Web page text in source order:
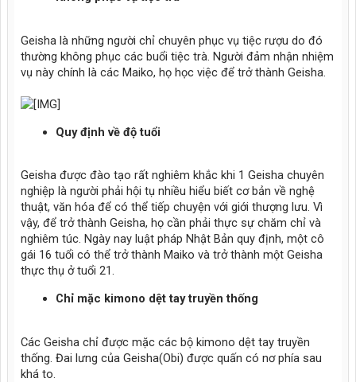
Geisha là những người chỉ chuyên phục vụ tiệc rượu do đó
thường không phục các buổi tiệc trà. Người đảm nhận nhiệm
vụ này chính là các Maiko, họ học việc để trở thành Geisha.
Quy định về độ tuổi
Geisha được đào tạo rất nghiêm khắc khi 1 Geisha chuyên
nghiệp là người phải hội tụ nhiều hiểu biết cơ bản về nghệ
thuật, văn hóa để có thể tiếp chuyện với giới thượng lưu. Vì
vậy, để trở thành Geisha, họ cần phải thực sự chăm chỉ và
nghiêm túc. Ngày nay luật pháp Nhật Bản quy định, một cô
gái 16 tuổi có thể trở thành Maiko và trở thành một Geisha
thực thụ ở tuổi 21.
Chỉ mặc kimono dệt tay truyền thống
Các Geisha chỉ được mặc các bộ kimono dệt tay truyền
thống. Đai lưng của Geisha(Obi) được quấn có nơ phía sau
khá to.